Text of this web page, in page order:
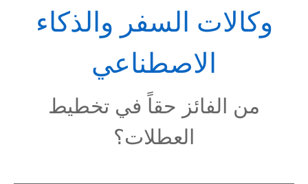
وكالات السفر والذكاء
الاصطناعي
من الفائز حقاً في تخطيط
العطلات؟